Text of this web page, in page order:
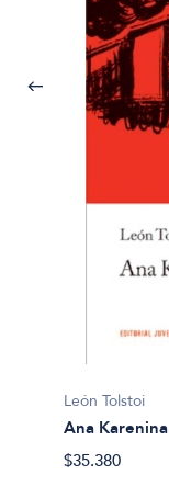
León Tolstoi
Ana Karenina
$35.380